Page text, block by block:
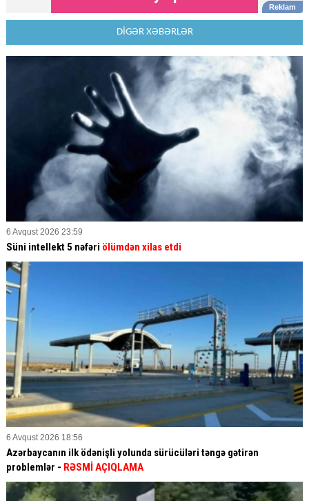
DİGƏR XƏBƏRLƏR
6 Avqust 2026 23:59
Süni intellekt 5 nəfəri ölümdən xilas etdi
6 Avqust 2026 18:56
Azərbaycanın ilk ödənişli yolunda sürücüləri təngə gətirən
problemlər - RƏSMİ AÇIQLAMA